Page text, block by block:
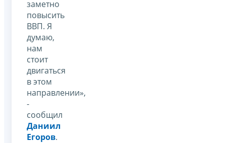
заметно
повысить
ВВП. Я
думаю,
нам
стоит
двигаться
в этом
направлении»,
-
сообщил
Даниил
Егоров.